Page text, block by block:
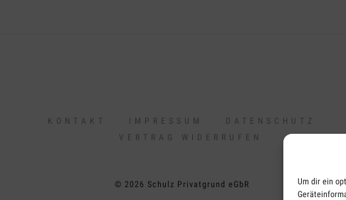
Um dir ein
KONTAKT IMPRESSUM
DATENSCHUTZ
VERTRAG WIDERRUFEN
© 2026 Schulz Privatgrund eGbR